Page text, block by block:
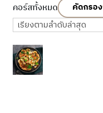
คอร์สทั้งหมด คัดกรอง
เรียงตามลำดับล่าสุด